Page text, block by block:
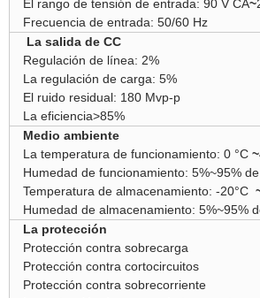
El rango de tensión de entrada: 90 V CA~
Frecuencia de entrada: 50/60 Hz
La salida de CC
Regulación de línea: 2%
La regulación de carga: 5%
El ruido residual: 180 Mvp-p
La eficiencia>85%
Medio ambiente
La temperatura de funcionamiento: 0 °C~
Humedad de funcionamiento: 5%~95%
Temperatura de almacenamiento: -20°C
Humedad de almacenamiento: 5%~95%
La protección
Protección contra sobrecarga
Protección contra cortocircuitos
Protección contra sobrecorriente